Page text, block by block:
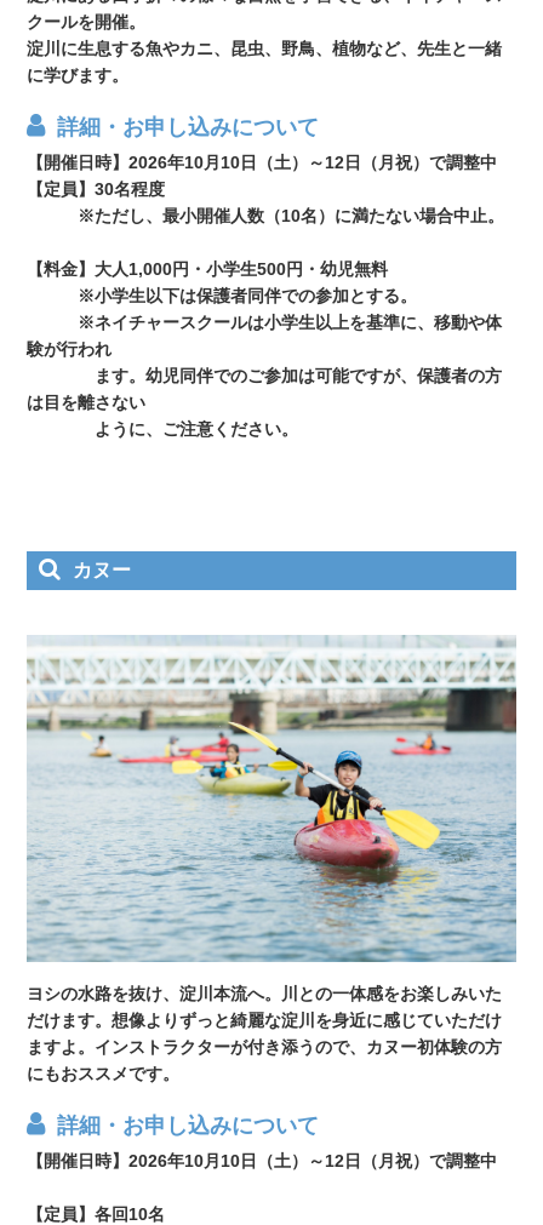
クールを開催。
淀川に生息する魚やカニ、昆虫、野鳥、植物など、先生と一緒
に学びます。
詳細・お申し込みについて
【開催日時】2026年10月10日（土）～12日（月祝）で調整中
【定員】30名程度
※ただし、最小開催人数（10名）に満たない場合中止。
【料金】大人1,000円・小学生500円・幼児無料
※小学生以下は保護者同伴での参加とする。
※ネイチャースクールは小学生以上を基準に、移動や体
験が行われ
ます。幼児同伴でのご参加は可能ですが、保護者の方
は目を離さない
ように、ご注意ください。
カヌー
ヨシの水路を抜け、淀川本流へ。川との一体感をお楽しみいた
だけます。想像よりずっと綺麗な淀川を身近に感じていただけ
ますよ。インストラクターが付き添うので、カヌー初体験の方
にもおススメです。
詳細・お申し込みについて
【開催日時】2026年10月10日（土）～12日（月祝）で調整中
【定員】各回10名